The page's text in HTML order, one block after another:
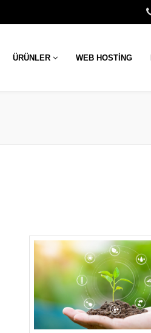
ÜRÜNLER WEB HOSTING